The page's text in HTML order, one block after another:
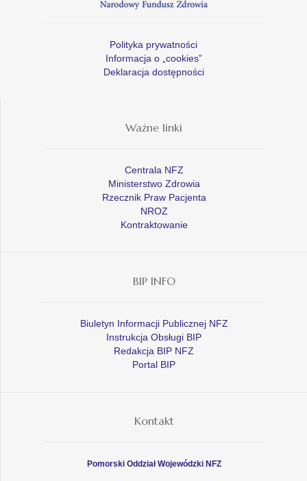
Polityka prywatności
Informacja o „cookies”
Deklaracja dostępności
Ważne linki
Centrala NFZ
Ministerstwo Zdrowia
Rzecznik Praw Pacjenta
NROZ
Kontraktowanie
BIP INFO
Biuletyn Informacji Publicznej NFZ
Instrukcja Obsługi BIP
Redakcja BIP NFZ
Portal BIP
Kontakt
Pomorski Oddział Wojewódzki NFZ